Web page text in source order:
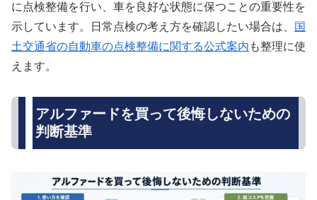
に点検整備を行い、車を良好な状態に保つことの重要性を
示しています。日常点検の考え方を確認したい場合は、
国
土交通省の自動車の点検整備に関する公式案内 も整理に使
えます。
アルファードを買って後悔しないための
判断基準